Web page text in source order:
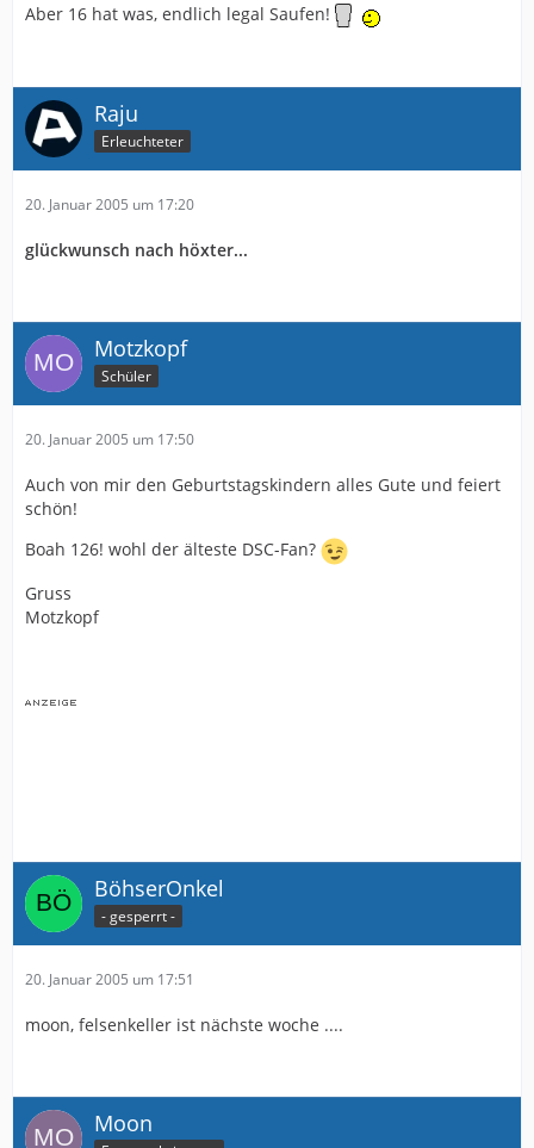
Aber 16 hat was, endlich legal Saufen!
Raju
Erleuchteter
20. Januar 2005 um 17:20
glückwunsch nach höxter...
Motzkopf
Schüler
20. Januar 2005 um 17:50
Auch von mir den Geburtstagskindern alles Gute und feiert
schön!
Boah 126! wohl der älteste DSC-Fan?
Gruss
Motzkopf
BöhserOnkel
- gesperrt -
20. Januar 2005 um 17:51
moon, felsenkeller ist nächste woche ....
Moon